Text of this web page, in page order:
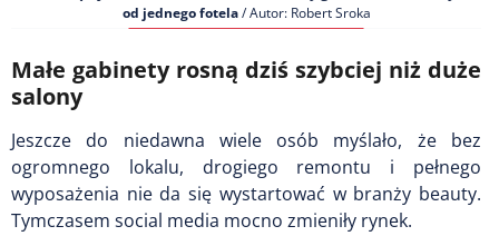
od jednego fotela / Autor: Robert Sroka
Małe gabinety rosną dziś szybciej niż duże
salony
Jeszcze do niedawna wiele osób myślało, że bez
ogromnego lokalu, drogiego remontu i pełnego
wyposażenia nie da się wystartować w branży beauty.
Tymczasem social media mocno zmieniły rynek.